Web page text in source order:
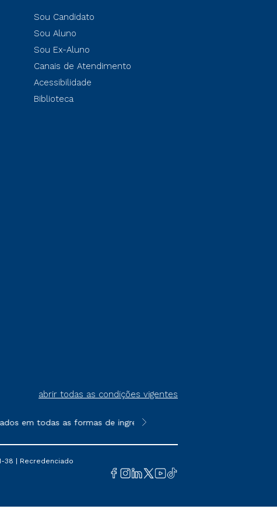
Sou Candidato
Sou Aluno
Sou Ex-Aluno
Canais de Atendimento
Acessibilidade
Biblioteca
abrir todas as condições vigentes
todas as formas de ingresso, exceto na prova on-line ou
**Semipresencial é um formato do
38 | Recredenciado